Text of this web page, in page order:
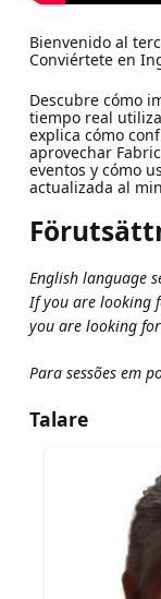
Bienvenido al
Conviértete en
Descubre cómo
tiempo real
explica cómo
aprovechar
eventos y cómo
actualizada al
English language
If you are looking
you are looking
Para sessões em
Talare